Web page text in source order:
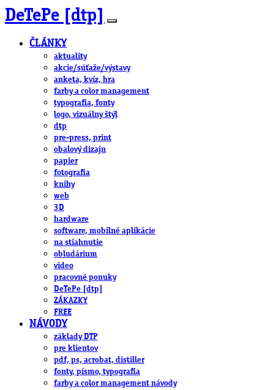
DeTePe [dtp]
ČLÁNKY
aktuality
akcie/súťaže/výstavy
anketa, kvíz, hra
farby a color management
typografia, fonty
logo, vizuálny štýl
dtp
pre-press, print
obalový dizajn
papier
fotografia
knihy
web
3D
hardware
software, mobilné aplikácie
na stiahnutie
obludárium
video
pracovné ponuky
DeTePe [dtp]
ZÁKAZKY
FREE
NÁVODY
základy DTP
pre klientov
pdf, ps, acrobat, distiller
fonty, písmo, typografia
farby a color management návody